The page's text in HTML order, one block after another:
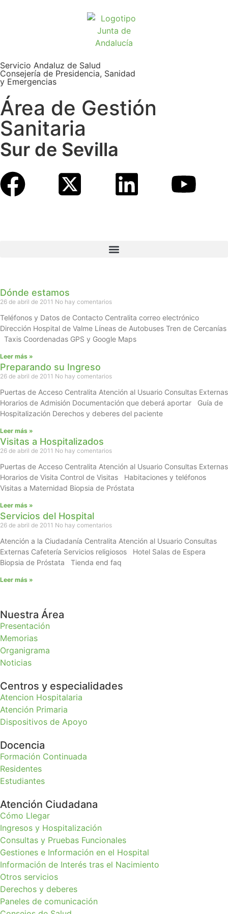
Servicio Andaluz de Salud
Consejería de Presidencia, Sanidad
y Emergencias
Área de Gestión
Sanitaria
Sur de Sevilla
Dónde estamos
26 de abril de 2011 No hay comentarios
Teléfonos y Datos de Contacto Centralita correo electrónico
Dirección Hospital de Valme Líneas de Autobuses Tren de Cercanías
Taxis Coordenadas GPS y Google Maps
Leer más »
Preparando su Ingreso
26 de abril de 2011 No hay comentarios
Puertas de Acceso Centralita Atención al Usuario Consultas Externas
Horarios de Admisión Documentación que deberá aportar Guía de
Hospitalización Derechos y deberes del paciente
Leer más »
Visitas a Hospitalizados
26 de abril de 2011 No hay comentarios
Puertas de Acceso Centralita Atención al Usuario Consultas Externas
Horarios de Visita Control de Visitas Habitaciones y teléfonos
Visitas a Maternidad Biopsia de Próstata
Leer más »
Servicios del Hospital
26 de abril de 2011 No hay comentarios
Atención a la Ciudadanía Centralita Atención al Usuario Consultas
Externas Cafetería Servicios religiosos Hotel Salas de Espera
Biopsia de Próstata Tienda end faq
Leer más »
Nuestra Área
Presentación
Memorias
Organigrama
Noticias
Centros y especialidades
Atencion Hospitalaria
Atención Primaria
Dispositivos de Apoyo
Docencia
Formación Continuada
Residentes
Estudiantes
Atención Ciudadana
Cómo Llegar
Ingresos y Hospitalización
Consultas y Pruebas Funcionales
Gestiones e Información en el Hospital
Información de Interés tras el Nacimiento
Otros servicios
Derechos y deberes
Paneles de comunicación